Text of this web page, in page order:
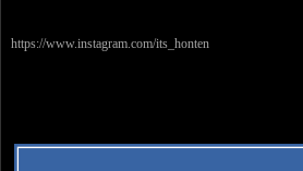
https://www.instagram.com/its_honten